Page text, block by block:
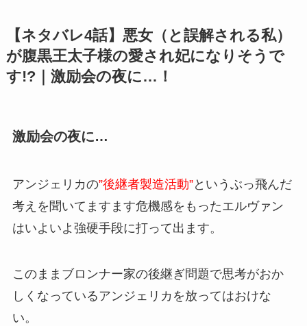
【ネタバレ4話】悪女（と誤解される私）
が腹黒王太子様の愛され妃になりそうで
す!?｜激励会の夜に…！
激励会の夜に…
アンジェリカの”後継者製造活動”というぶっ飛んだ
考えを聞いてますます危機感をもったエルヴァン
はいよいよ強硬手段に打って出ます。
このままブロンナー家の後継ぎ問題で思考がおか
しくなっているアンジェリカを放ってはおけな
い。